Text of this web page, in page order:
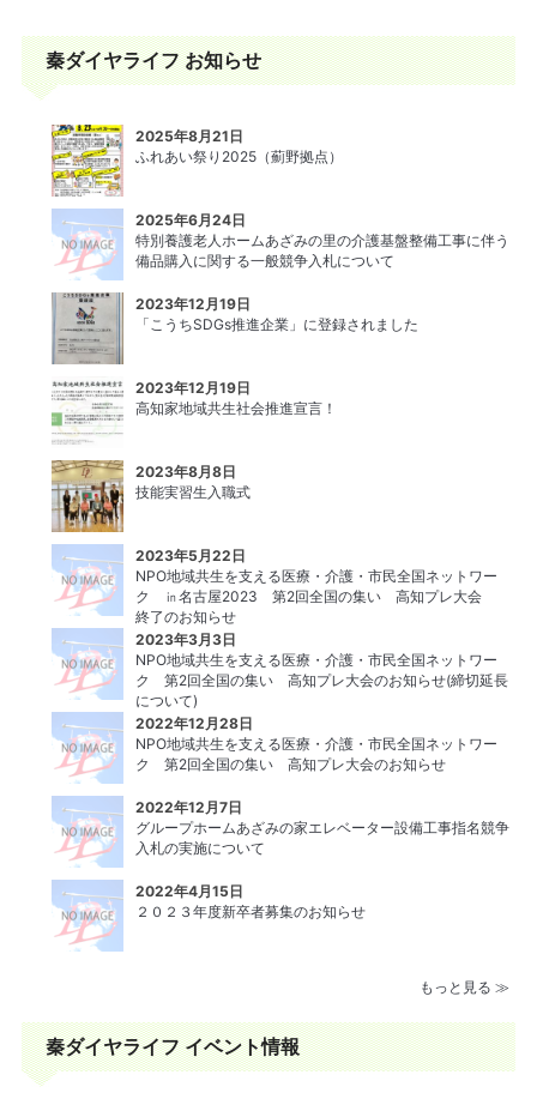
秦ダイヤライフ お知らせ
2025年8月21日
ふれあい祭り2025（薊野拠点）
2025年6月24日
特別養護老人ホームあざみの里の介護基盤整備工事に伴う
備品購入に関する一般競争入札について
2023年12月19日
「こうちSDGs推進企業」に登録されました
2023年12月19日
高知家地域共生社会推進宣言！
2023年8月8日
技能実習生入職式
2023年5月22日
NPO地域共生を支える医療・介護・市民全国ネットワー
ク ㏌名古屋2023 第2回全国の集い 高知プレ大会
終了のお知らせ
2023年3月3日
NPO地域共生を支える医療・介護・市民全国ネットワー
ク 第2回全国の集い 高知プレ大会のお知らせ(締切延長
について)
2022年12月28日
NPO地域共生を支える医療・介護・市民全国ネットワー
ク 第2回全国の集い 高知プレ大会のお知らせ
2022年12月7日
グループホームあざみの家エレベーター設備⼯事指名競争
⼊札の実施について
2022年4月15日
２０２３年度新卒者募集のお知らせ
もっと見る ≫
秦ダイヤライフ イベント情報